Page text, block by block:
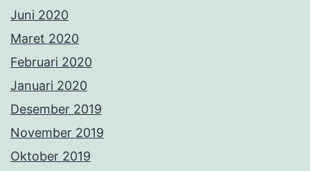
Juni 2020
Maret 2020
Februari 2020
Januari 2020
Desember 2019
November 2019
Oktober 2019